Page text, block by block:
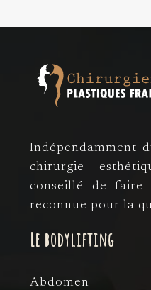
Indépendamment
chirurgie
conseillé de faire
reconnue pour la
Le bodylifting
Abdomen